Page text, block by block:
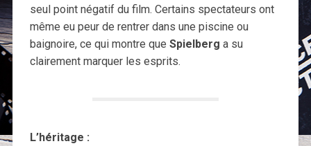
seul point négatif du film. Certains spectateurs ont
même eu peur de rentrer dans une piscine ou
baignoire, ce qui montre que Spielberg a su
clairement marquer les esprits.
L’héritage :